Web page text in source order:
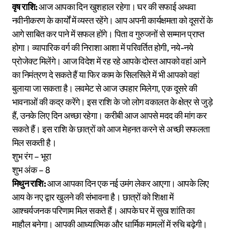
वृष राशि:आज आपका दिन खुशहाल रहेगा। घर की सफाई अथवा
नवीनीकरण के कार्यों में व्यस्त रहेंगे। आप अपनी कार्यक्षमता को दूसरों के
आगे साबित कर पाने में सफल होंगे। पिता व गुरुजनों से सम्मान प्राप्त
होगा। व्यापारिक वर्ग की निराशा आशा में परिवर्तित होगी, नये-नये
प्रोजेक्ट मिलेंगे। आज विदेश में रह रहे आपके दोस्त आपको वहां आने
का निमंत्रण दे सकते हैं या फिर काम के सिलसिले में भी आपको वहां
बुलाया जा सकता है। लवमेट से आज उपहार मिलेगा, एक दूसरे की
भावनाओं की कद्र करेंगे। इस राशि के जो लोग वकालत के क्षेत्र से जुड़े
हैं, उनके लिए दिन अच्छा रहेगा। करीबी आज आपसे मदद की मांग कर
सकते हैं। इस राशि के छात्रों को आज मेहनत करने से अच्छी सफलता
मिल सकती है।
शुभ रंग – भूरा
शुभ अंक – 8
मिथुन राशि:आज आपका दिन एक नई उमंग लेकर आएगा। आपके लिए
आय के नए द्वार खुलने की संभावना है। छात्रों को शिक्षा में
आश्चर्यजनक परिणाम मिल सकते हैं। आपके घर में सुख शांति का
माहौल बनेगा। आपकी आध्यात्मिक और धार्मिक मामलों में रुचि बढ़ेगी।